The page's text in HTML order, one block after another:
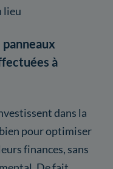
lieu
à
dans la
pour optimiser
finances, sans